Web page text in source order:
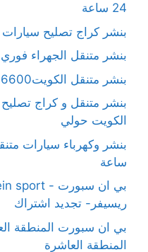
24 ساعة
بنشر كراج تصليح
بنشر متنقل الجهراء فوري
بنشر متنقل الكويت55336600
بنشر متنقل و كراج تصليح
الكويت حولي
ساعة
ريسيفر- تجديد اشتراك
بي ان سبورت المنطقة
المنطقة العاشرة